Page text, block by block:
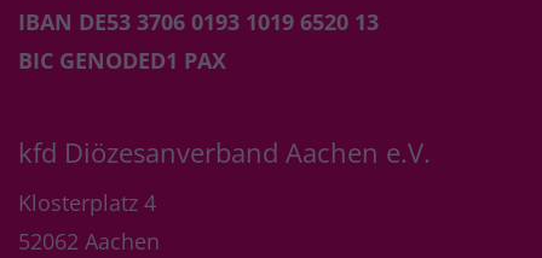
IBAN DE53 3706 0193 1019 6520 13
BIC GENODED1 PAX
kfd Diözesanverband Aachen e.V.
Klosterplatz 4
52062 Aachen